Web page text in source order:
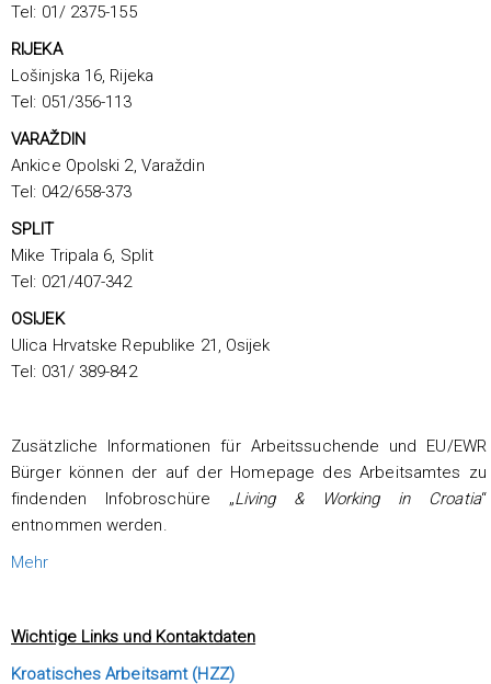
Tel: 01/ 2375-155
RIJEKA
Lošinjska 16, Rijeka
Tel: 051/356-113
VARAŽDIN
Ankice Opolski 2, Varaždin
Tel: 042/658-373
SPLIT
Mike Tripala 6, Split
Tel: 021/407-342
OSIJEK
Ulica Hrvatske Republike 21, Osijek
Tel: 031/ 389-842
Zusätzliche Informationen für Arbeitssuchende und EU/EWR
Bürger können der auf der Homepage des Arbeitsamtes zu
findenden Infobroschüre „Living & Working in Croatia“
entnommen werden.
Mehr
Wichtige Links und Kontaktdaten
Kroatisches Arbeitsamt (HZZ)